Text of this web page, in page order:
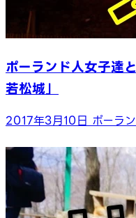
ポーランド人女子達
若松城」
2017年3月10日 ポーラ